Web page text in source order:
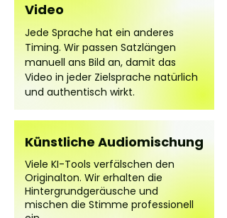
Video
Jede Sprache hat ein anderes
Timing. Wir passen Satzlängen
manuell ans Bild an, damit das
Video in jeder Zielsprache natürlich
und authentisch wirkt.
Künstliche Audiomischung
Viele KI-Tools verfälschen den
Originalton. Wir erhalten die
Hintergrundgeräusche und
mischen die Stimme professionell